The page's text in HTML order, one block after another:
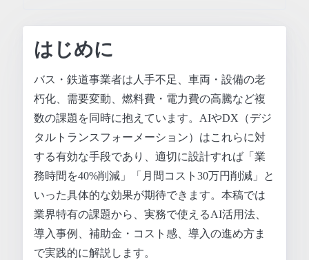
はじめに
バス・鉄道事業者は人手不足、車両・設備の老
朽化、需要変動、燃料費・電力費の高騰など複
数の課題を同時に抱えています。AIやDX（デジ
タルトランスフォーメーション）はこれらに対
する有効な手段であり、適切に設計すれば「業
務時間を40%削減」「月間コスト30万円削減」と
いった具体的な効果が期待できます。本稿では
業界特有の課題から、実務で使えるAI活用法、
導入事例、補助金・コスト感、導入の進め方ま
で実践的に解説します。